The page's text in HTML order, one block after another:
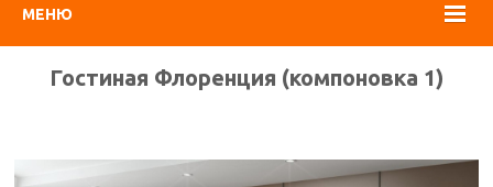
МЕНЮ
Гостиная Флоренция (компоновка 1)